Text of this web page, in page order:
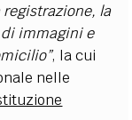
la
immagini e
, la cui
nelle